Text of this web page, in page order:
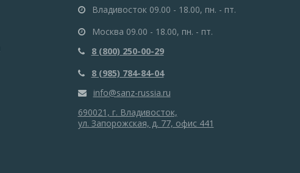
Владивосток 09.00 - 18.00, пн. - пт.
Москва 09.00 - 18.00, пн. - пт.
8 (800) 250-00-29
8 (985) 784-84-04
info@sanz-russia.ru
690021, г. Владивосток,
ул. Запорожская, д. 77, офис 441